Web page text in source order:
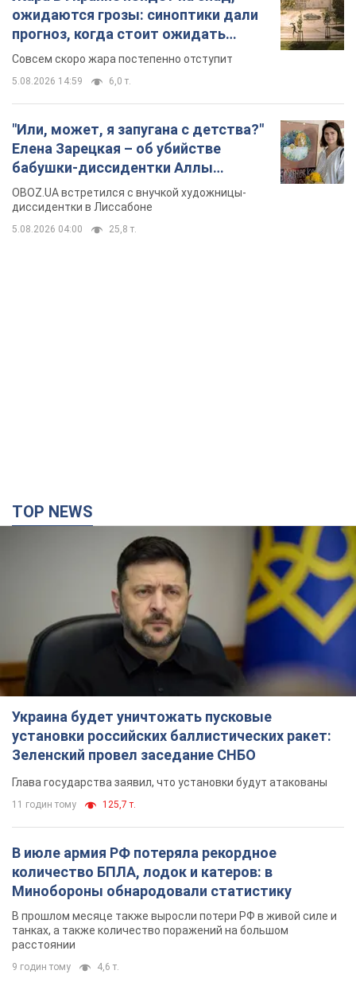
бабушки-диссидентки Аллы
Горской, критике сына Стуса и
бегстве в Португалию с пятью
детьми
OBOZ.UA встретился с внучкой художницы-
Украина будет уничтожать пусковые
установки российских баллистических ракет:
Зеленский провел заседание СНБО
Глава государства заявил, что установки будут атакованы
11 годин тому 125,7 т.
В июле армия РФ потеряла рекордное
количество БПЛА, лодок и катеров: в
Минобороны обнародовали статистику
В прошлом месяце также выросли потери РФ в живой силе и
расстоянии
9 годин тому 4,6 т.
"Нужны быстрые и нестандартные подходы":
Корецкий пообещал предоставить бизнесу
приоритетный доступ к имеющимся
складским помещениям
Так или иначе, бизнес после обстрелов получит поддержку
5 годин тому